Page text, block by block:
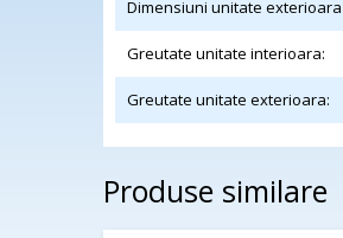
Dimensiuni unitate
Greutate unitate interioara:
Greutate unitate exterioara:
Produse similare